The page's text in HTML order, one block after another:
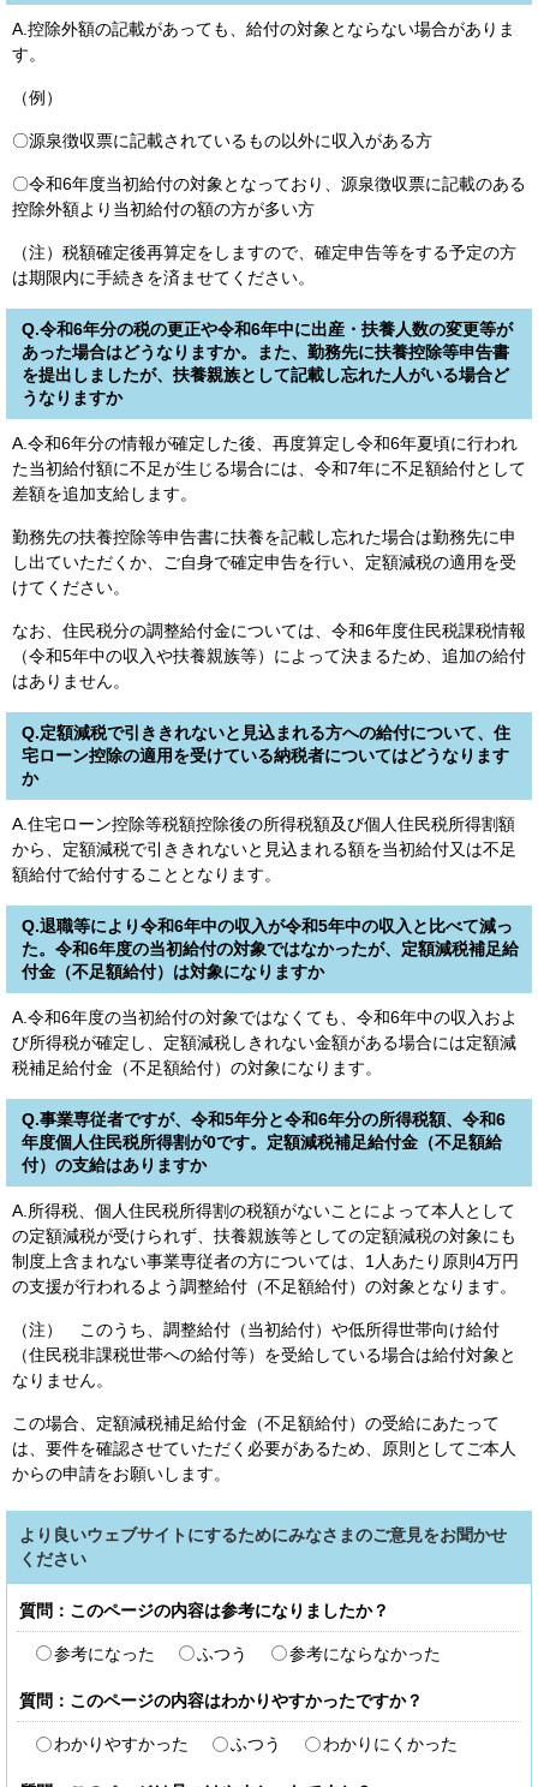
A.控除外額の記載があっても、給付の対象とならない場合がありま
す。
（例）
〇源泉徴収票に記載されているもの以外に収入がある方
〇令和6年度当初給付の対象となっており、源泉徴収票に記載のある
控除外額より当初給付の額の方が多い方
（注）税額確定後再算定をしますので、確定申告等をする予定の方
は期限内に手続きを済ませてください。
Q.令和6年分の税の更正や令和6年中に出産・扶養人数の変更等が
あった場合はどうなりますか。また、勤務先に扶養控除等申告書
を提出しましたが、扶養親族として記載し忘れた人がいる場合ど
うなりますか
A.令和6年分の情報が確定した後、再度算定し令和6年夏頃に行われ
た当初給付額に不足が生じる場合には、令和7年に不足額給付として
差額を追加支給します。
勤務先の扶養控除等申告書に扶養を記載し忘れた場合は勤務先に申
し出ていただくか、ご自身で確定申告を行い、定額減税の適用を受
けてください。
なお、住民税分の調整給付金については、令和6年度住民税課税情報
（令和5年中の収入や扶養親族等）によって決まるため、追加の給付
はありません。
Q.定額減税で引ききれないと見込まれる方への給付について、住
宅ローン控除の適用を受けている納税者についてはどうなります
か
A.住宅ローン控除等税額控除後の所得税額及び個人住民税所得割額
から、定額減税で引ききれないと見込まれる額を当初給付又は不足
額給付で給付することとなります。
Q.退職等により令和6年中の収入が令和5年中の収入と比べて減っ
た。令和6年度の当初給付の対象ではなかったが、定額減税補足給
付金（不足額給付）は対象になりますか
A.令和6年度の当初給付の対象ではなくても、令和6年中の収入およ
び所得税が確定し、定額減税しきれない金額がある場合には定額減
税補足給付金（不足額給付）の対象になります。
Q.事業専従者ですが、令和5年分と令和6年分の所得税額、令和6
年度個人住民税所得割が0です。定額減税補足給付金（不足額給
付）の支給はありますか
A.所得税、個人住民税所得割の税額がないことによって本人として
の定額減税が受けられず、扶養親族等としての定額減税の対象にも
制度上含まれない事業専従者の方については、1人あたり原則4万円
の支援が行われるよう調整給付（不足額給付）の対象となります。
（注） このうち、調整給付（当初給付）や低所得世帯向け給付
（住民税非課税世帯への給付等）を受給している場合は給付対象と
なりません。
この場合、定額減税補足給付金（不足額給付）の受給にあたって
は、要件を確認させていただく必要があるため、原則としてご本人
からの申請をお願いします。
より良いウェブサイトにするためにみなさまのご意見をお聞かせ
ください
質問：このページの内容は参考になりましたか？
参考になった ふつう 参考にならなかった
質問：このページの内容はわかりやすかったですか？
わかりやすかった ふつう わかりにくかった